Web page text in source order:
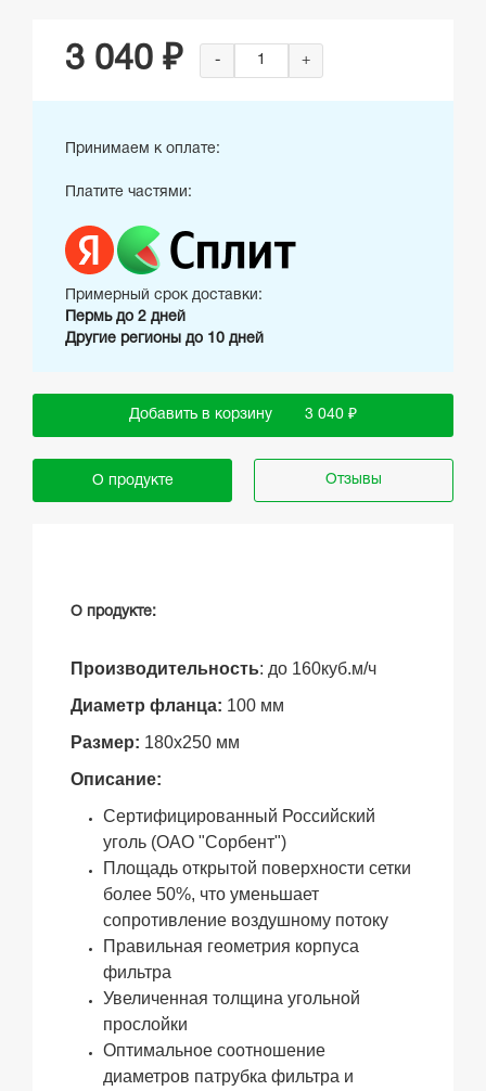
3 040 ₽ - +
Принимаем к оплате:
Платите частями:
Примерный срок доставки:
Пермь до 2 дней
Другие регионы до 10 дней
Добавить в корзину 3 040 ₽
О продукте Отзывы
О продукте:
Производительность: до 160куб.м/ч
Диаметр фланца: 100 мм
Размер: 180х250 мм
Описание:
Сертифицированный Российский
уголь (ОАО "Сорбент")
Площадь открытой поверхности сетки
более 50%, что уменьшает
сопротивление воздушному потоку
Правильная геометрия корпуса
фильтра
Увеличенная толщина угольной
прослойки
Оптимальное соотношение
диаметров патрубка фильтра и